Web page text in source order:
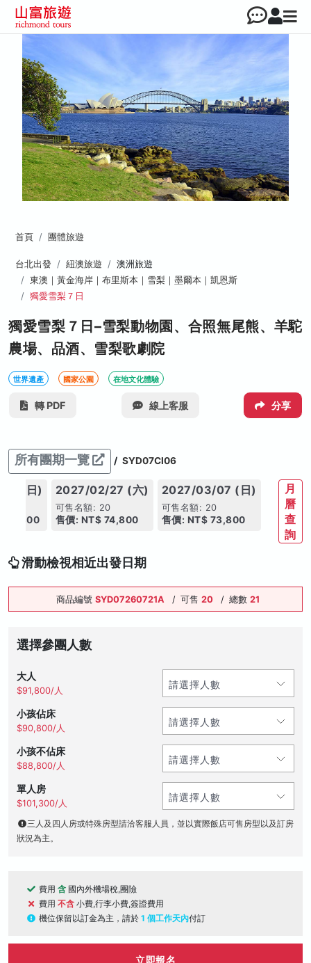
首頁 團體旅遊
台北出發 紐澳旅遊
澳洲旅遊
東澳｜黃金海岸｜布里斯本｜雪梨｜墨爾本｜凱恩斯
獨愛雪梨７日
獨愛雪梨７日–雪梨動物園、合照無尾熊、羊駝
農場、品酒、雪梨歌劇院
世界遺產 國家公園 在地文化體驗
轉 PDF 線上客服 分享
所有團期一覽 / SYD07CI06
(日) 2027/02/27 (六)
可售名額: 20
售價: NT$ 74,800
2027/03/07 (日)
可售名額: 20
售價: NT$ 73,800
月
曆
查
詢
滑動檢視相近出發日期
商品編號 SYD07260721A / 可售 20 / 總數 21
選擇參團人數
大人
$91,800/人
小孩佔床
$90,800/人
小孩不佔床
$88,800/人
單人房
$101,300/人
三人及四人房或特殊房型請洽客服人員，並以實際飯店可售房型以及訂房
狀況為主。
費用 含 國內外機場稅,團險
費用 不含 小費,行李小費,簽證費用
機位保留以訂金為主，請於 1 個工作天內付訂
立即報名